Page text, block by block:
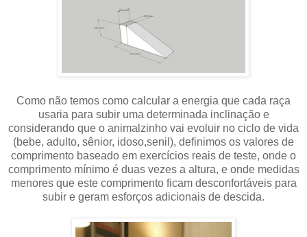
Como não temos como calcular a energia que cada raça
usaria para subir uma determinada inclinação e
considerando que o animalzinho vai evoluir no ciclo de vida
(bebe, adulto, sênior, idoso,senil), definimos os valores de
comprimento baseado em exercícios reais de teste, onde o
comprimento mínimo é duas vezes a altura, e onde medidas
menores que este comprimento ficam desconfortáveis para
subir e geram esforços adicionais de descida.